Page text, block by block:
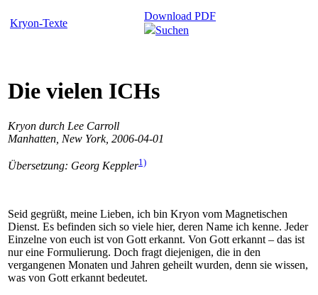
Kryon-Texte
Download PDF
Suchen
Die vielen ICHs
Kryon durch Lee Carroll
Manhatten, New York, 2006-04-01
Übersetzung: Georg Keppler1)
Seid gegrüßt, meine Lieben, ich bin Kryon vom Magnetischen
Dienst. Es befinden sich so viele hier, deren Name ich kenne. Jeder
Einzelne von euch ist von Gott erkannt. Von Gott erkannt – das ist
nur eine Formulierung. Doch fragt diejenigen, die in den
vergangenen Monaten und Jahren geheilt wurden, denn sie wissen,
was von Gott erkannt bedeutet.